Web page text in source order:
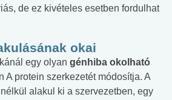
de ez kivételes esetben fordulhat
okai
egy olyan génhiba okolható
A protein szerkezetét módosítja. A
alakul ki a szervezetben, egy